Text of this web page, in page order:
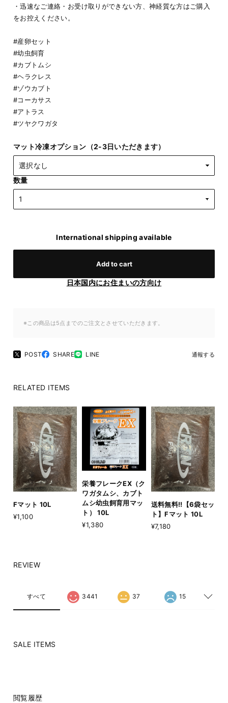
・迅速なご連絡・お受け取りができない方、神経質な方はご購入
をお控えください。
#産卵セット
#幼虫飼育
#カブトムシ
#ヘラクレス
#ゾウカブト
#コーカサス
#アトラス
#ツヤクワガタ
マット冷凍オプション（2-3日いただきます）
数量
International shipping available
Add to cart
日本国内にお住まいの方向け
※この商品は5点までのご注文とさせていただきます。
POST SHARE LINE 通報する
RELATED ITEMS
Fマット 10L
¥1,100
栄養フレークEX（ク
ワガタムシ、カブト
ムシ幼虫飼育用マッ
ト） 10L
¥1,380
送料無料!!【6袋セッ
ト】Fマット 10L
¥7,180
REVIEW
すべて 3441 37 15
SALE ITEMS
閲覧履歴